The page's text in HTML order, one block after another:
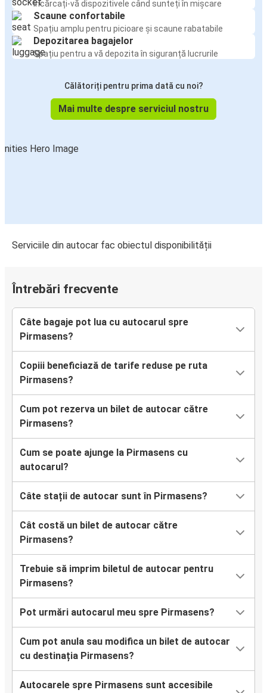
Încărcați-vă dispozitivele când sunteți în mișcare
Scaune confortabile
Spațiu amplu pentru picioare și scaune rabatabile
Depozitarea bagajelor
Spațiu pentru a vă depozita în siguranță lucrurile
Călătoriți pentru prima dată cu noi?
Mai multe despre serviciul nostru
Serviciile din autocar fac obiectul disponibilității
Întrebări frecvente
Câte bagaje pot lua cu autocarul spre
Pirmasens?
Copiii beneficiază de tarife reduse pe ruta
Pirmasens?
Cum pot rezerva un bilet de autocar către
Pirmasens?
Cum se poate ajunge la Pirmasens cu
autocarul?
Câte stații de autocar sunt în Pirmasens?
Cât costă un bilet de autocar către
Pirmasens?
Trebuie să imprim biletul de autocar pentru
Pirmasens?
Pot urmări autocarul meu spre Pirmasens?
Cum pot anula sau modifica un bilet de autocar
cu destinația Pirmasens?
Autocarele spre Pirmasens sunt accesibile